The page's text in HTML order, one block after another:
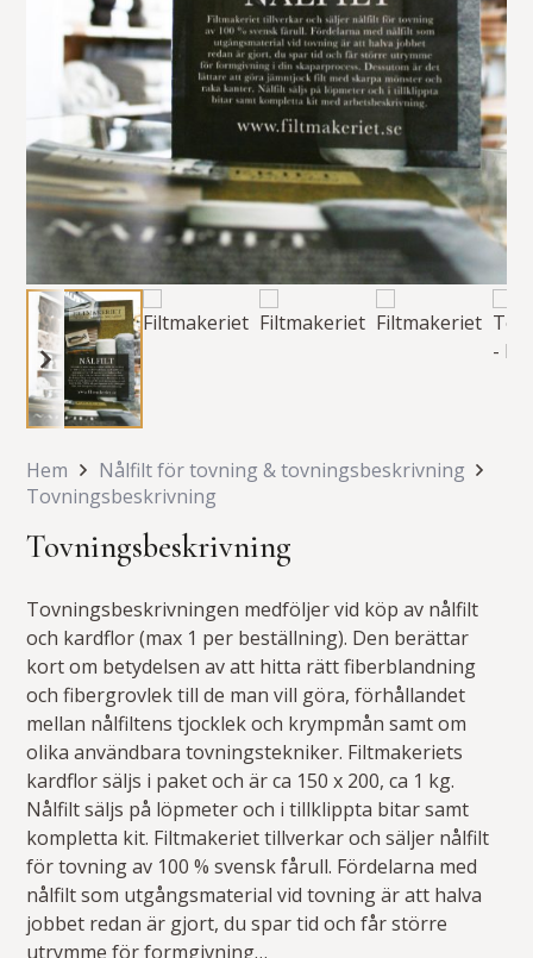
Hem
Nålfilt för tovning & tovningsbeskrivning
Tovningsbeskrivning
Tovningsbeskrivning
Tovningsbeskrivningen medföljer vid köp av nålfilt
och kardflor (max 1 per beställning). Den berättar
kort om betydelsen av att hitta rätt fiberblandning
och fibergrovlek till de man vill göra, förhållandet
mellan nålfiltens tjocklek och krympmån samt om
olika användbara tovningstekniker. Filtmakeriets
kardflor säljs i paket och är ca 150 x 200, ca 1 kg.
Nålfilt säljs på löpmeter och i tillklippta bitar samt
kompletta kit. Filtmakeriet tillverkar och säljer nålfilt
för tovning av 100 % svensk fårull. Fördelarna med
nålfilt som utgångsmaterial vid tovning är att halva
jobbet redan är gjort, du spar tid och får större
utrymme för formgivning…